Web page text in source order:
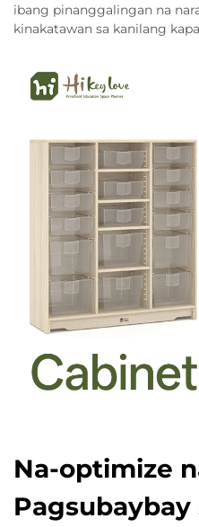
ibang pinanggalingan na
kinakatawan sa kanilang
Na-optimize
Pagsubaybay